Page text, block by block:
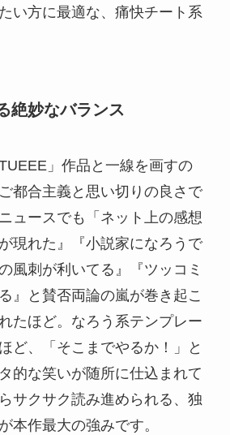
い方に最適な、痛快チート系
絶妙なバランス
」作品と一線を画すの
都合主義と思い切りの良さで
ュースでも「ネット上の感想
現れた』『小説家になろうで
風刺が利いてる』『ツッコミ
』と賛否両論の嵐が巻き起こ
たほど。なろう系テンプレー
ど、「そこまでやるか！」と
的な笑いが随所に仕込まれて
サクサク読み進められる、独
本作最大の強みです。